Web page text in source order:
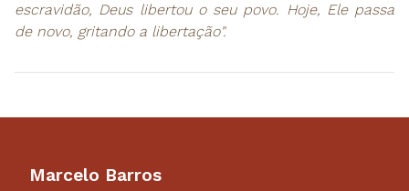
escravidão, Deus libertou o seu povo. Hoje, Ele passa
de novo, gritando a libertação".
Marcelo Barros